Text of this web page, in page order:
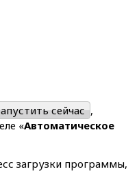
сейчас ,
«Автоматическое
загрузки программы,